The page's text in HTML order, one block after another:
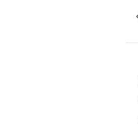
s